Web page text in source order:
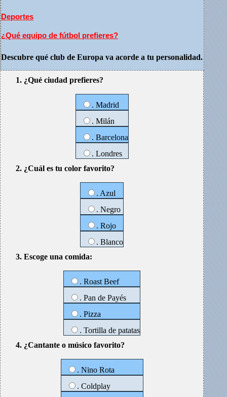
Deportes
¿Qué equipo de fútbol prefieres?
Descubre qué club de Europa va acorde a tu personalidad.
1. ¿Qué ciudad prefieres?
. Madrid
. Milán
. Barcelona
. Londres
2. ¿Cuál es tu color favorito?
. Azul
. Negro
. Rojo
. Blanco
3. Escoge una comida:
. Roast Beef
. Pan de Payés
. Pizza
. Tortilla de patatas
4. ¿Cantante o músico favorito?
. Nino Rota
. Coldplay